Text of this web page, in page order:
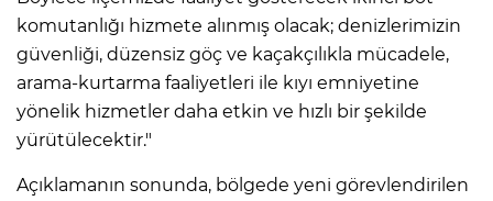
komutanlığı hizmete alınmış olacak; denizlerimizin
güvenliği, düzensiz göç ve kaçakçılıkla mücadele,
arama-kurtarma faaliyetleri ile kıyı emniyetine
yönelik hizmetler daha etkin ve hızlı bir şekilde
yürütülecektir."
Açıklamanın sonunda, bölgede yeni görevlendirilen